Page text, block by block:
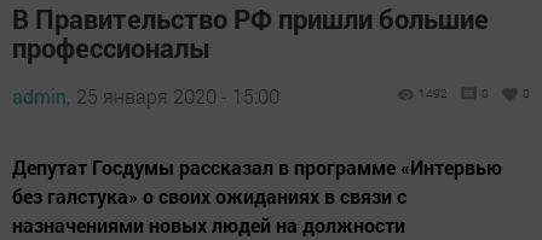
В Правительство РФ пришли большие
профессионалы
admin, 25 января 2020 - 15:00 1492 0 0
Депутат Госдумы рассказал в программе «Интервью
без галстука» о своих ожиданиях в связи с
назначениями новых людей на должности